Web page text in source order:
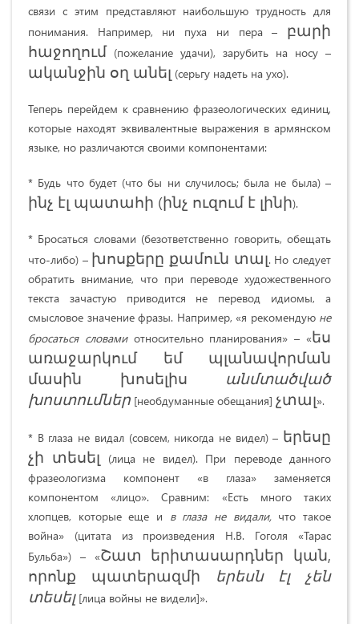
связи с этим представляют наибольшую трудность для
понимания. Например, ни пуха ни пера – բարի
հաջողում (пожелание удачи), зарубить на носу –
ականջին օղ անել (серьгу надеть на ухо).
Теперь перейдем к сравнению фразеологических единиц,
которые находят эквивалентные выражения в армянском
языке, но различаются своими компонентами:
* Будь что будет (что бы ни случилось; была не была) –
ինչ էլ պատահի (ինչ ուզում է լինի).
* Бросаться словами (безответственно говорить, обещать
что-либо) – խոսքերը քամուն տալ. Но следует
обратить внимание, что при переводе художественного
текста зачастую приводится не перевод идиомы, а
смысловое значение фразы. Например, «я рекомендую не
бросаться словамиотносительно планирования» – «ես
առաջարկում եմ պլանավորման
մասին խոսելիս անմտածված
խոստումներ [необдуманные обещания] չտալ».
* В глаза не видал (совсем, никогда не видел) – երեսը
չի տեսել (лица не видел). При переводе данного
фразеологизма компонент «в глаза» заменяется
компонентом «лицо». Сравним: «Есть много таких
хлопцев, которые еще и в глаза не видали, что такое
война» (цитата из произведения Н.В. Гоголя «Тарас
Бульба») – «Շատ երիտասարդներ կան,
որոնք պատերազմի երեսն էլ
չեն
տեսել[лица войны не видели]».